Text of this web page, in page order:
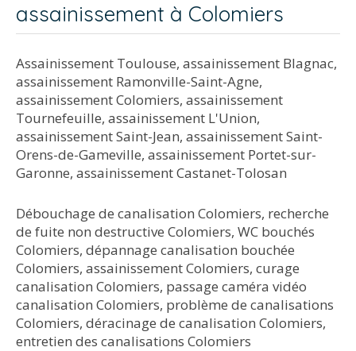
assainissement à Colomiers
Assainissement Toulouse, assainissement Blagnac,
assainissement Ramonville-Saint-Agne,
assainissement Colomiers, assainissement
Tournefeuille, assainissement L'Union,
assainissement Saint-Jean, assainissement Saint-
Orens-de-Gameville, assainissement Portet-sur-
Garonne, assainissement Castanet-Tolosan
Débouchage de canalisation Colomiers, recherche
de fuite non destructive Colomiers, WC bouchés
Colomiers, dépannage canalisation bouchée
Colomiers, assainissement Colomiers, curage
canalisation Colomiers, passage caméra vidéo
canalisation Colomiers, problème de canalisations
Colomiers, déracinage de canalisation Colomiers,
entretien des canalisations Colomiers